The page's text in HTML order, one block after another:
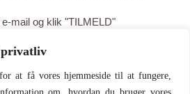
at få vores hjemmeside til at fungere,
e-mail og klik "TILMELD"